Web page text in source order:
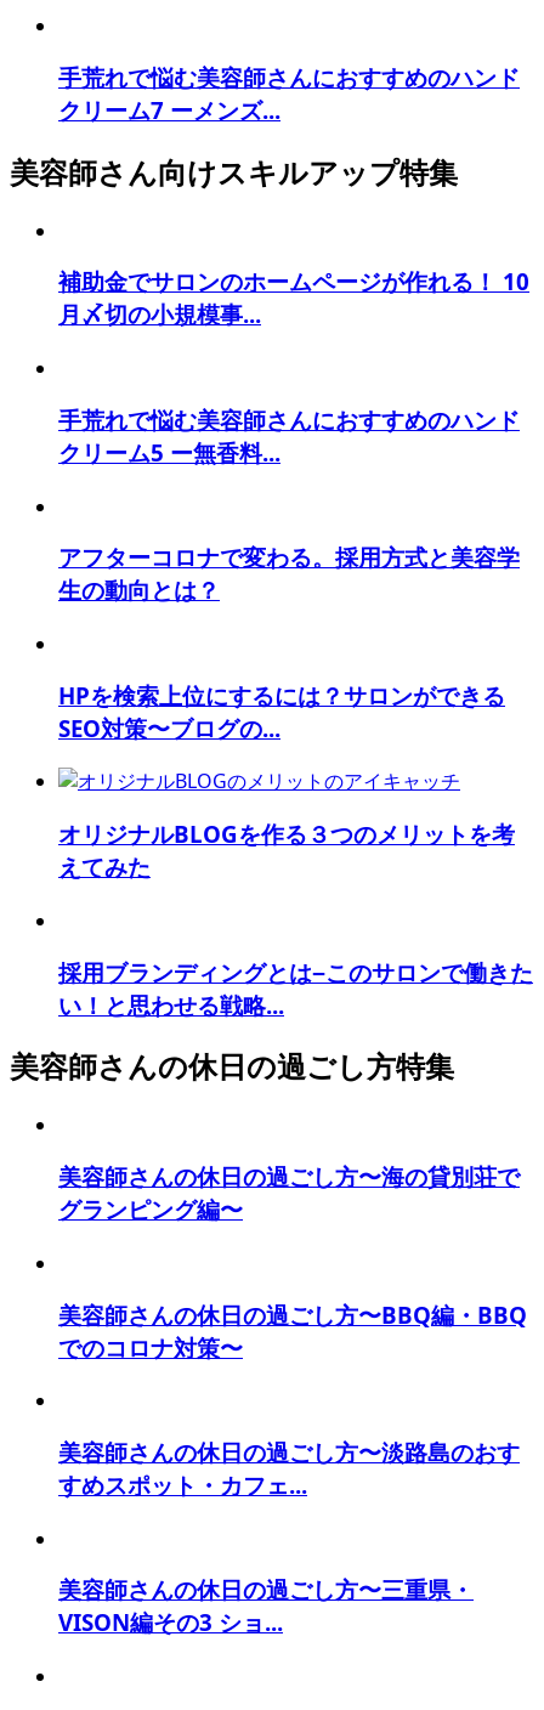
手荒れで悩む美容師さんにおすすめのハンド
クリーム7 ーメンズ...
美容師さん向けスキルアップ特集
補助金でサロンのホームページが作れる！ 10
月〆切の小規模事...
手荒れで悩む美容師さんにおすすめのハンド
クリーム5 ー無香料...
アフターコロナで変わる。採用方式と美容学
生の動向とは？
HPを検索上位にするには？サロンができる
SEO対策〜ブログの...
オリジナルBLOGを作る３つのメリットを考
えてみた
採用ブランディングとは−このサロンで働きた
い！と思わせる戦略...
美容師さんの休日の過ごし方特集
美容師さんの休日の過ごし方〜海の貸別荘で
グランピング編〜
美容師さんの休日の過ごし方〜BBQ編・BBQ
でのコロナ対策〜
美容師さんの休日の過ごし方〜淡路島のおす
すめスポット・カフェ...
美容師さんの休日の過ごし方〜三重県・
VISON編その3 ショ...